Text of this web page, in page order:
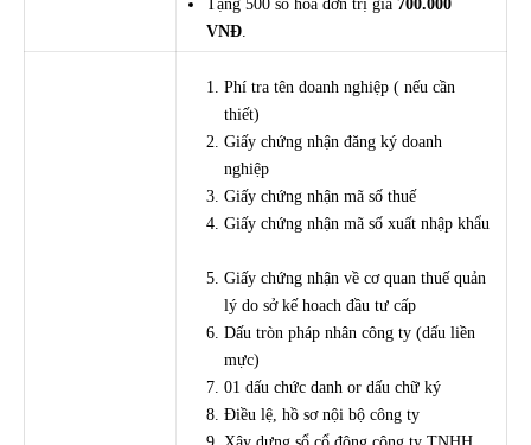
Tặng 500 số hóa đơn trị giá 700.000
VNĐ.
Phí tra tên doanh nghiệp ( nếu cần
thiết)
Giấy chứng nhận đăng ký doanh
nghiệp
Giấy chứng nhận mã số thuế
Giấy chứng nhận mã số xuất nhập khẩu
Giấy chứng nhận về cơ quan thuế quản
lý do sở kế hoach đầu tư cấp
Dấu tròn pháp nhân công ty (dấu liền
mực)
01 dấu chức danh or dấu chữ ký
Điều lệ, hồ sơ nội bộ công ty